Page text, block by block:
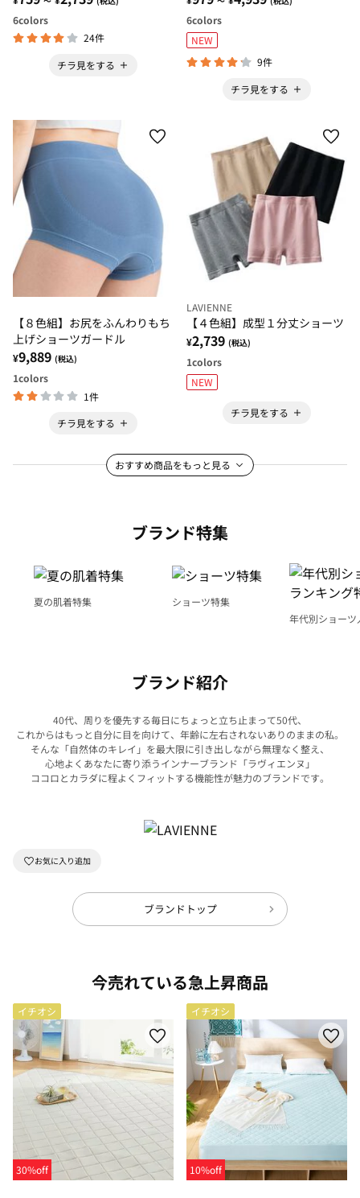
6colors
24件
チラ見をする
6colors
NEW
9件
チラ見をする
【８色組】お尻をふんわりもち
上げショーツガードル
¥9,889 (税込)
1colors
1件
チラ見をする
LAVIENNE
【４色組】成型１分丈ショーツ
¥2,739 (税込)
1colors
NEW
チラ見をする
おすすめ商品をもっと見る
ブランド特集
夏の肌着特集
ショーツ特集
年代別ショー
ブランド紹介
40代、周りを優先する毎日にちょっと立ち止まって50代、
これからはもっと自分に目を向けて、年齢に左右されないありのままの私。
そんな「自然体のキレイ」を最大限に引き出しながら無理なく整え、
心地よくあなたに寄り添うインナーブランド「ラヴィエンヌ」
ココロとカラダに程よくフィットする機能性が魅力のブランドです。
ブランドトップ
今売れている急上昇商品
イチオシ
30%off
イチオシ
10%off